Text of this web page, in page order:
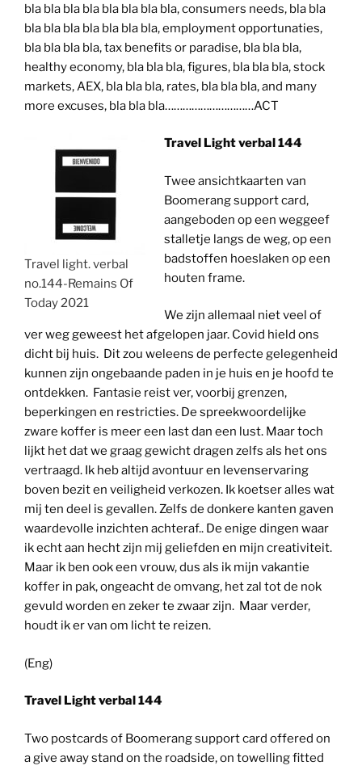
bla bla bla bla bla bla bla bla, consumers needs, bla bla
bla bla bla bla bla bla bla, employment opportunaties,
bla bla bla bla, tax benefits or paradise, bla bla bla,
healthy economy, bla bla bla, figures, bla bla bla, stock
markets, AEX, bla bla bla, rates, bla bla bla, and many
more excuses, bla bla bla…………………………ACT
Travel light. verbal
no.144-Remains Of
Today 2021
Travel Light verbal 144
Twee ansichtkaarten van
Boomerang support card,
aangeboden op een weggeef
stalletje langs de weg, op een
badstoffen hoeslaken op een
houten frame.
We zijn allemaal niet veel of
ver weg geweest het afgelopen jaar. Covid hield ons
dicht bij huis. Dit zou weleens de perfecte gelegenheid
kunnen zijn ongebaande paden in je huis en je hoofd te
ontdekken. Fantasie reist ver, voorbij grenzen,
beperkingen en restricties. De spreekwoordelijke
zware koffer is meer een last dan een lust. Maar toch
lijkt het dat we graag gewicht dragen zelfs als het ons
vertraagd. Ik heb altijd avontuur en levenservaring
boven bezit en veiligheid verkozen. Ik koetser alles wat
mij ten deel is gevallen. Zelfs de donkere kanten gaven
waardevolle inzichten achteraf.. De enige dingen waar
ik echt aan hecht zijn mij geliefden en mijn creativiteit.
Maar ik ben ook een vrouw, dus als ik mijn vakantie
koffer in pak, ongeacht de omvang, het zal tot de nok
gevuld worden en zeker te zwaar zijn. Maar verder,
houdt ik er van om licht te reizen.
(Eng)
Travel Light verbal 144
Two postcards of Boomerang support card offered on
a give away stand on the roadside, on towelling fitted